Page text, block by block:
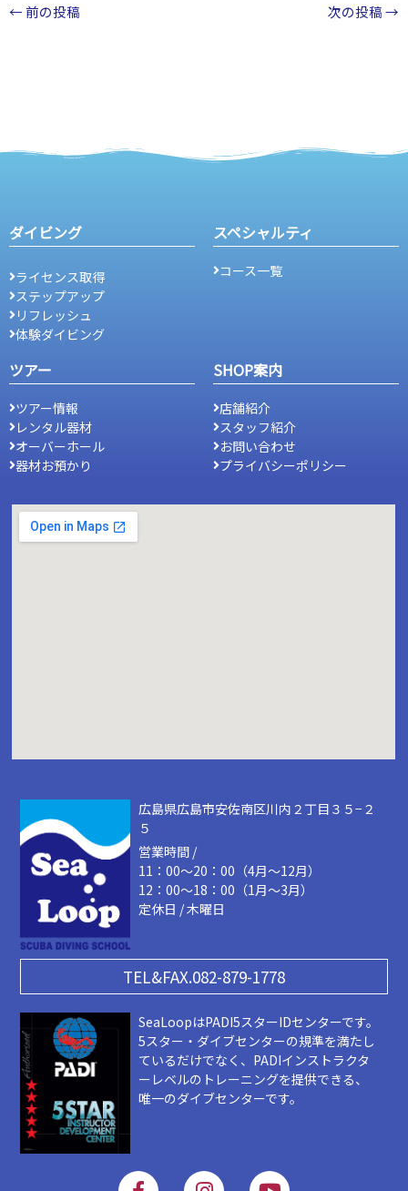
← 前の投稿 次の投稿→
ダイビング
ライセンス取得
ステップアップ
リフレッシュ
体験ダイビング
スペシャルティ
コース一覧
ツアー
ツアー情報
レンタル器材
オーバーホール
器材お預かり
SHOP案内
店舗紹介
スタッフ紹介
お問い合わせ
プライバシーポリシー
広島県広島市安佐南区川内２丁目３５−２
５
営業時間 /
11：00～20：00（4月～12月）
12：00～18：00（1月～3月）
定休日 / 木曜日
TEL&FAX.082-879-1778
SeaLoopはPADI5スターIDセンターです。
5スター・ダイブセンターの規準を満たし
ているだけでなく、PADIインストラクタ
ーレベルのトレーニングを提供できる、
唯一のダイブセンターです。
F I Y